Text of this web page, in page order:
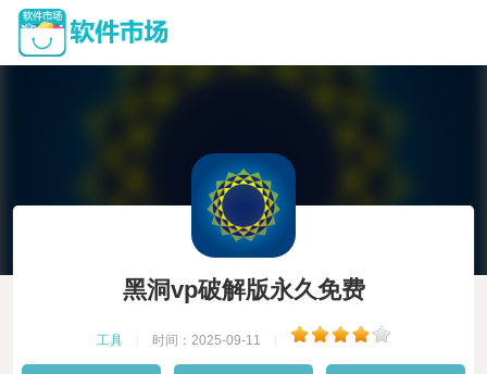
黑洞vp破解版永久免费
工具 时间：2025-09-11